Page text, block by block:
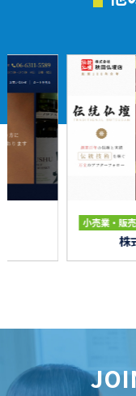
小売業・販売
株